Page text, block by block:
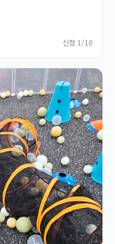
신청 1/10